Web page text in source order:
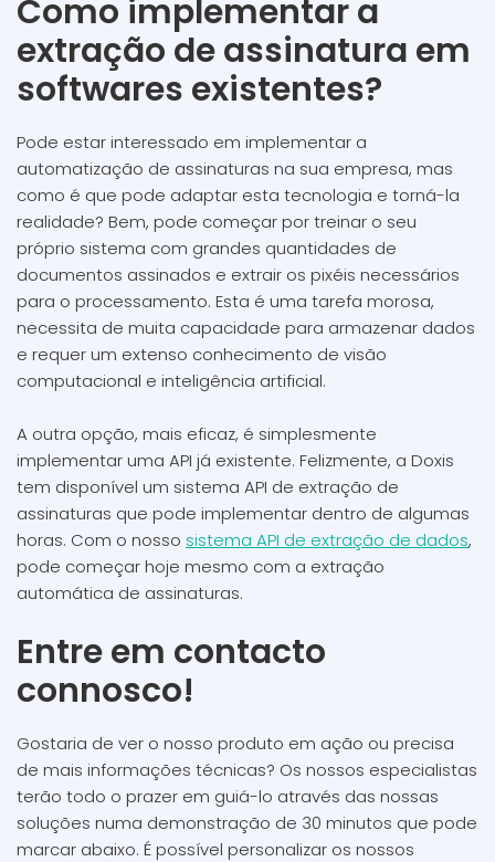
Como implementar a
extração de assinatura em
softwares existentes?
Pode estar interessado em implementar a
automatização de assinaturas na sua empresa, mas
como é que pode adaptar esta tecnologia e torná-la
realidade? Bem, pode começar por treinar o seu
próprio sistema com grandes quantidades de
documentos assinados e extrair os pixéis necessários
para o processamento. Esta é uma tarefa morosa,
necessita de muita capacidade para armazenar dados
e requer um extenso conhecimento de visão
computacional e inteligência artificial.
A outra opção, mais eficaz, é simplesmente
implementar uma API já existente. Felizmente, a Doxis
tem disponível um sistema API de extração de
assinaturas que pode implementar dentro de algumas
horas. Com o nosso sistema API de extração de dados,
pode começar hoje mesmo com a extração
automática de assinaturas.
Entre em contacto
connosco!
Gostaria de ver o nosso produto em ação ou precisa
de mais informações técnicas? Os nossos especialistas
terão todo o prazer em guiá-lo através das nossas
soluções numa demonstração de 30 minutos que pode
marcar abaixo. É possível personalizar os nossos